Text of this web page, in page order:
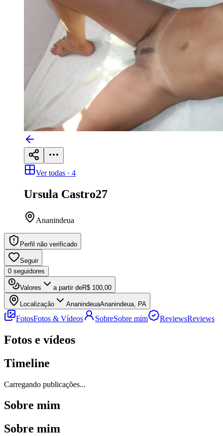
Ver todas · 4
Ursula Castro27
Ananindeua
Perfil não verificado
Seguir
0 seguidores
Valores a partir deR$ 100,00
Localização AnanindeuaAnanindeua, PA
FotosFotos & Vídeos SobreSobre mim ReviewsReviews
Fotos e vídeos
Timeline
Carregando publicações...
Sobre mim
Sobre mim